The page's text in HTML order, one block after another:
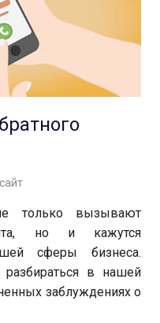
только вызывают
но и кажутся
сферы бизнеса.
в нашей
заблуждениях о